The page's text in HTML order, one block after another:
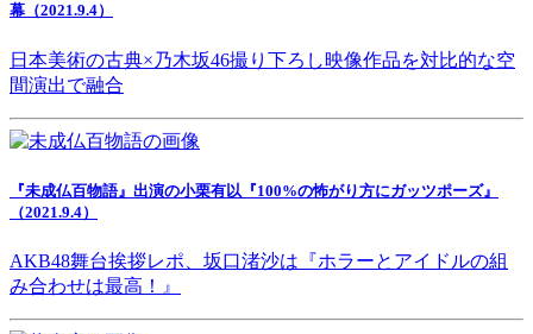
幕（2021.9.4）
日本美術の古典×乃木坂46撮り下ろし映像作品を対比的な空
間演出で融合
『未成仏百物語』出演の小栗有以『100%の怖がり方にガッツポーズ』
（2021.9.4）
AKB48舞台挨拶レポ、坂口渚沙は『ホラーとアイドルの組
み合わせは最高！』